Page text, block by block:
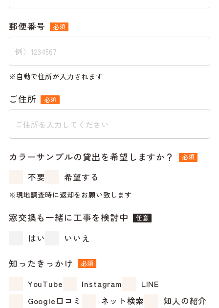
郵便番号 必須
自動で住所が入力されます
ご住所 必須
カラーサンプルの貸出を希望しますか？ 必須
不要 希望する
現地調査時に返却をお願い致します
窓交換も一緒に工事を検討中 任意
はい いいえ
知ったきっかけ 必須
YouTube Instagram
LINE
Google口コミ
ネット検索 知人の紹介